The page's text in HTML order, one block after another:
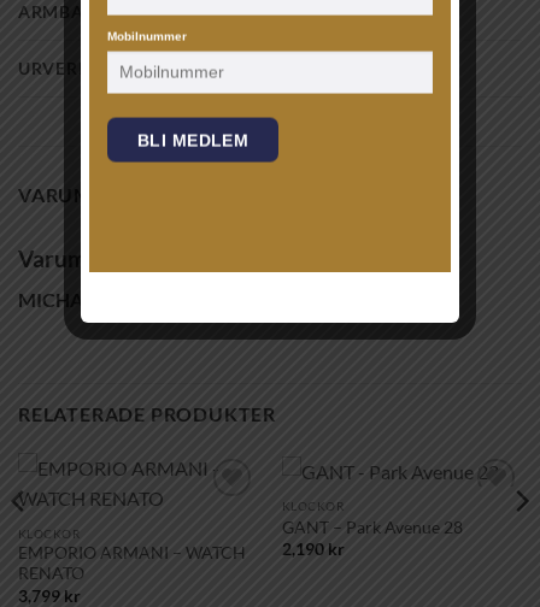
ARMBAND BREDD 18MM
URVERK
VARUMÄRKE
Varumärke
MICHAEL KORS
RELATERADE PRODUKTER
KLOCKOR
EMPORIO ARMANI – WATCH
RENATO
3,799 kr
önskelistan!
KLOCKOR
GANT – Park Avenue 28
2,190 kr
Mobilnummer
BLI MEDLEM